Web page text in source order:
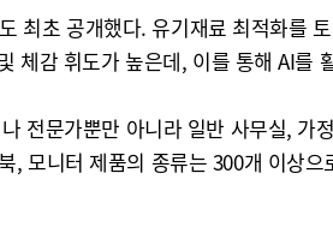
최초 공개했다. 유기재료 최적화를
체감 휘도가 높은데, 이를 통해 AI를
전문가뿐만 아니라 일반 사무실,
, 모니터 제품의 종류는 300개 이상